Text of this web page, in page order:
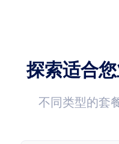
探索适合
不同类型的套